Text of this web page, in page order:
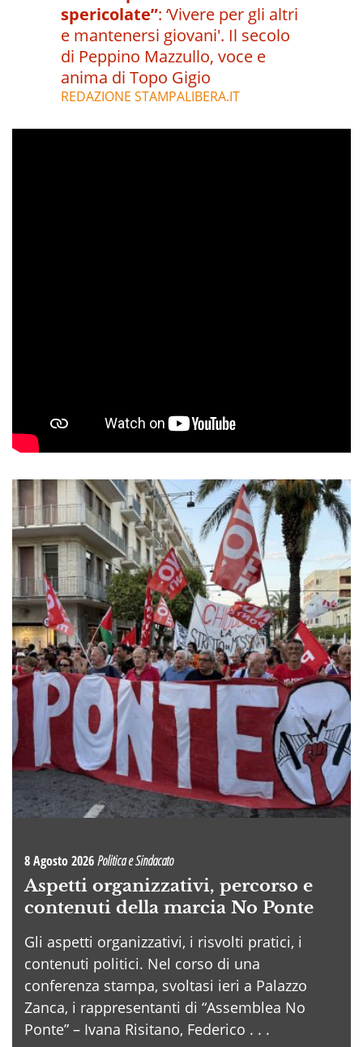
spericolate”: ‘Vivere per gli altri
e mantenersi giovani'. Il secolo
di Peppino Mazzullo, voce e
anima di Topo Gigio
REDAZIONE STAMPALIBERA.IT
8 Agosto 2026Politica e Sindacato
Aspetti organizzativi, percorso e
contenuti della marcia No Ponte
Gli aspetti organizzativi, i risvolti pratici, i
contenuti politici. Nel corso di una
conferenza stampa, svoltasi ieri a Palazzo
Zanca, i rappresentanti di “Assemblea No
Ponte” – Ivana Risitano, Federico . . .